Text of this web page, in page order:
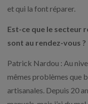
et qui la font réparer.
Est-ce que le secteur
sont au rendez-vous ?
Patrick Nardou : Au
mêmes problèmes que
artisanales. Depuis 20